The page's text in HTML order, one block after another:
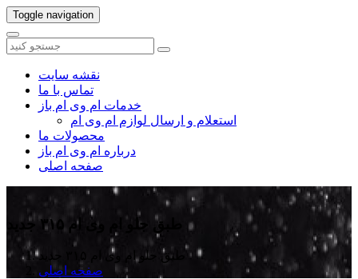
Toggle navigation
نقشه سایت
تماس با ما
خدمات ام وی ام باز
استعلام و ارسال لوازم ام وی ام
محصولات ما
درباره ام وی ام باز
صفحه اصلی
طبق جلو ام وی ام ۳۱۵ جدید
طبق جلو ام وی ام ۳۱۵ جدید
صفحه اصلی